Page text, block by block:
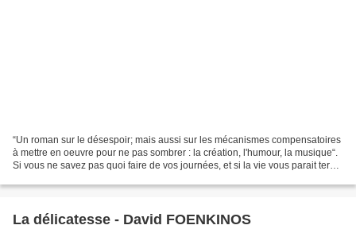
“Un roman sur le désespoir; mais aussi sur les mécanismes compensatoires
à mettre en oeuvre pour ne pas sombrer : la création, l'humour, la musique“.
Si vous ne savez pas quoi faire de vos journées, et si la vie vous parait terne
La délicatesse - David FOENKINOS